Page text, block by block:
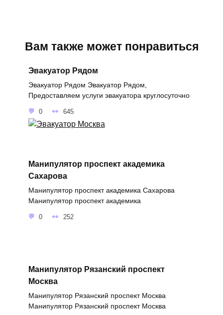
Вам также может понравиться
Эвакуатор Рядом
Эвакуатор Рядом Эвакуатор Рядом,
Предоставляем услуги эвакуатора круглосуточно
0 645
Манипулятор проспект академика
Сахарова
Манипулятор проспект академика Сахарова
Манипулятор проспект академика
0 252
Манипулятор Рязанский проспект
Москва
Манипулятор Рязанский проспект Москва
Манипулятор Рязанский проспект Москва